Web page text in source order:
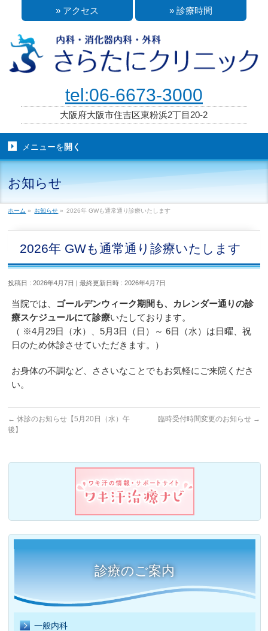
» アクセス » 診療時間
tel:06-6673-3000
大阪府大阪市住吉区東粉浜2丁目20-2
メニューを開く
お知らせ
ホーム » お知らせ » 2026年 GWも通常通り診療いたします
2026年 GWも通常通り診療いたします
投稿日 : 2026年4月7日 最終更新日時 : 2026年4月7日
当院では、 ゴールデンウィーク期間も、カレンダー通りの診
療スケジュールにて診療いたしております。
（ ※4月29日（水）、5月3日（日）～ 6日（水）は日曜、祝
日のため休診させていただきます。）
お身体の不調など、ささいなことでもお気軽にご来院くださ
い。
← 休診のお知らせ【5月20日（水）午
後】
臨時受付時間変更のお知らせ →
診療のご案内
一般内科